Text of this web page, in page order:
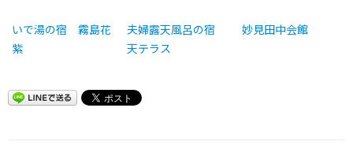
いで湯の宿 霧島花
紫
夫婦露天風呂の宿
天テラス
妙見田中会館